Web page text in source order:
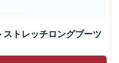
トレッチロングブーツ